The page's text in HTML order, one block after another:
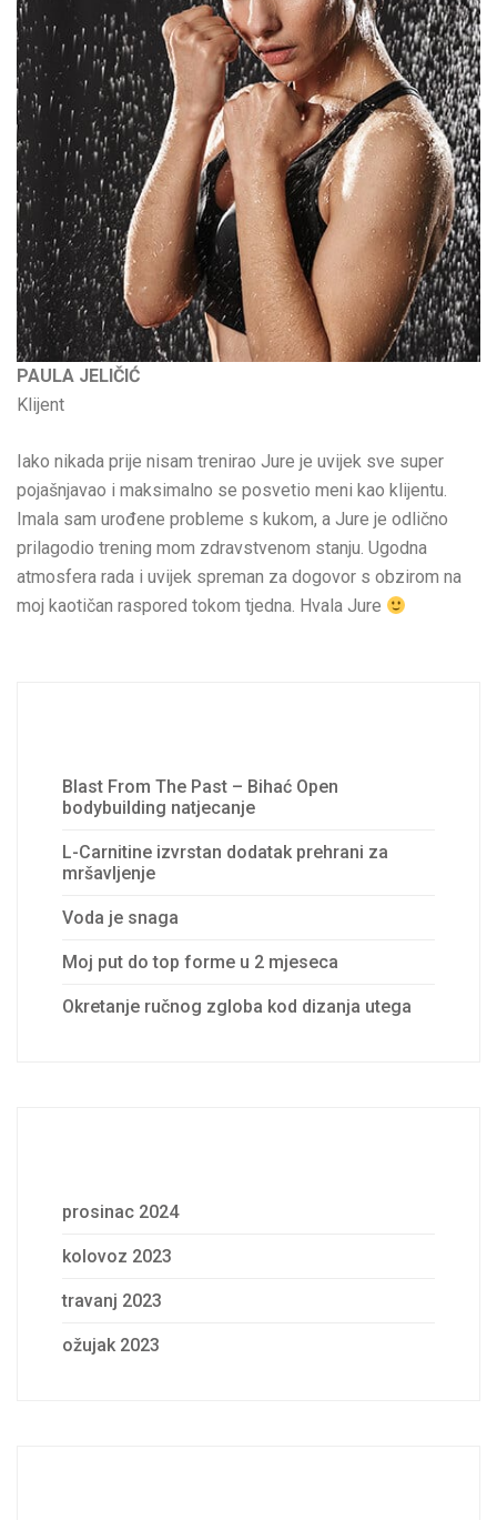
PAULA JELIČIĆ
Klijent
Iako nikada prije nisam trenirao Jure je uvijek sve super
pojašnjavao i maksimalno se posvetio meni kao klijentu.
Imala sam urođene probleme s kukom, a Jure je odlično
prilagodio trening mom zdravstvenom stanju. Ugodna
atmosfera rada i uvijek spreman za dogovor s obzirom na
moj kaotičan raspored tokom tjedna. Hvala Jure
Blast From The Past – Bihać Open
bodybuilding natjecanje
L-Carnitine izvrstan dodatak prehrani za
mršavljenje
Voda je snaga
Moj put do top forme u 2 mjeseca
Okretanje ručnog zgloba kod dizanja utega
prosinac 2024
kolovoz 2023
travanj 2023
ožujak 2023